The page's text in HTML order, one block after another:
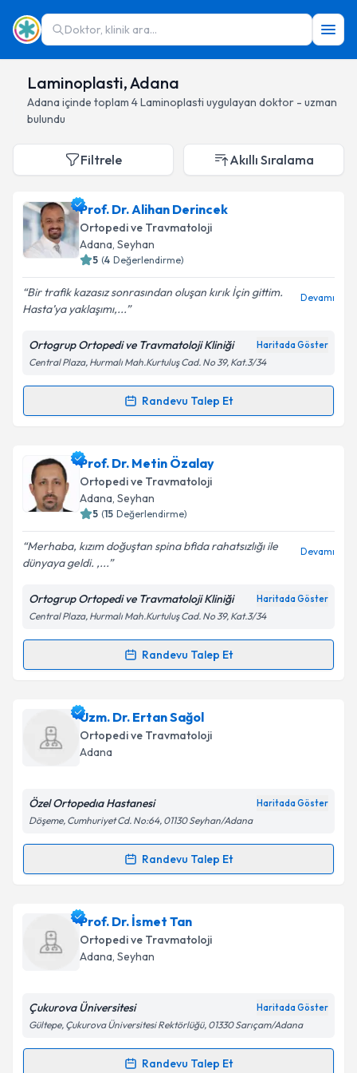
Doktor, klinik ara...
Laminoplasti, Adana
Adana içinde toplam 4Laminoplasti uygulayan doktor - uzman
bulundu
Filtrele Akıllı Sıralama
Prof. Dr. Alihan Derincek
Ortopedi ve Travmatoloji
Adana, Seyhan
5 (4 Değerlendirme)
Bir trafik kazasız sonrasından oluşan kırık İçin gittim.
Hasta’ya yaklaşımı,...
Devamı
Ortogrup Ortopedi ve Travmatoloji Kliniği Haritada Göster
Central Plaza, Hurmalı Mah.Kurtuluş Cad. No 39, Kat.3/34
Randevu Talep Et
Randevu Takvimi Talebi
Prof. Dr. Alihan Derincekiçin randevu takvimi talebi
oluşturun. Size bu uzmandan randevu almanız için bir
takvim hazırlandığında e-posta ile bilgilendireceğiz.
Kişisel verilerimin işlenmesine ilişkin
Aydınlatma
Metni'ni okudum ve kişisel verilerimin belirtilen
kapsamda işlenmesini kabul ediyorum.
Prof. Dr. Metin Özalay
Ortopedi ve Travmatoloji
Adana, Seyhan
5 (15 Değerlendirme)
Merhaba, kızım doğuştan spina bfida rahatsızlığı ile
dünyaya geldi. ,...
Devamı
Ortogrup Ortopedi ve Travmatoloji Kliniği Haritada Göster
Central Plaza, Hurmalı Mah.Kurtuluş Cad. No 39, Kat.3/34
Randevu Talep Et
Randevu Takvimi Talebi
Prof. Dr. Metin Özalayiçin randevu takvimi talebi
oluşturun. Size bu uzmandan randevu almanız için bir
takvim hazırlandığında e-posta ile bilgilendireceğiz.
Kişisel verilerimin işlenmesine ilişkin
Metni'ni okudum ve kişisel verilerimin belirtilen
Takvim Talebini Gönder
Uzm. Dr. Ertan Sağol
Ortopedi ve Travmatoloji
Adana
Özel Ortopedıa Hastanesi Haritada Göster
Döşeme, Cumhuriyet Cd. No:64, 01130 Seyhan/Adana
Randevu Talep Et
Randevu Takvimi Talebi
Uzm. Dr. Ertan Sağol için randevu takvimi talebi
oluşturun. Size bu uzmandan randevu almanız için bir
takvim hazırlandığında e-posta ile bilgilendireceğiz.
Kişisel verilerimin işlenmesine ilişkin
Prof. Dr. İsmet Tan
Ortopedi ve Travmatoloji
Adana, Seyhan
Çukurova Üniversitesi Haritada Göster
Gültepe, Çukurova Üniversitesi Rektörlüğü, 01330 Sarıçam/Adana
Randevu Talep Et